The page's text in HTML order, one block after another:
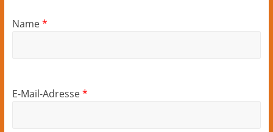
Name*
E-Mail-Adresse*